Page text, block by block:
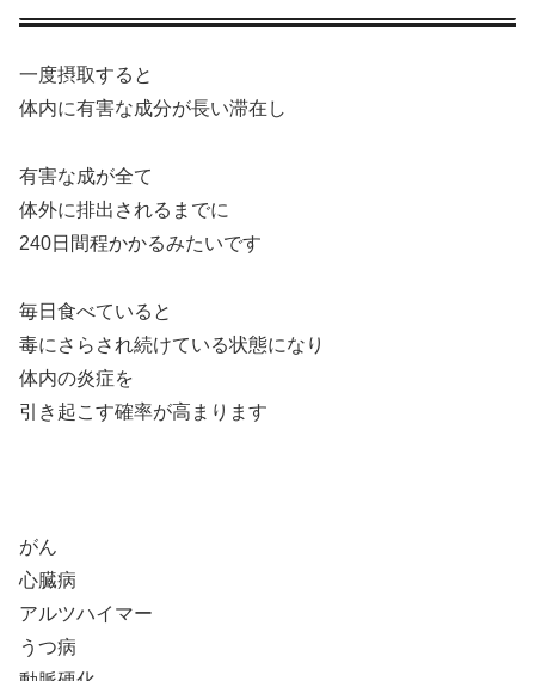
一度摂取すると
体内に有害な成分が長い滞在し
有害な成が全て
体外に排出されるまでに
240日間程かかるみたいです
毎日食べていると
毒にさらされ続けている状態になり
体内の炎症を
引き起こす確率が高まります
がん
心臓病
アルツハイマー
うつ病